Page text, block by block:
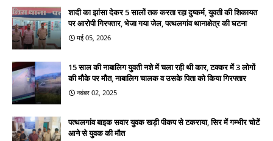
शादी का झांसा देकर 5 सालों तक करता रहा दुष्कर्म, युवती की शिकायत
पर आरोपी गिरफ्तार, भेजा गया जेल, पत्थलगांव थानाक्षेत्र की घटना
मई 05, 2026
15 साल की नाबालिग युवती नशे में चला रही थी कार, टक्कर में 3 लोगों
की मौके पर मौत, नाबालिग चालक व उसके पिता को किया गिरफ्तार
नवंबर 02, 2025
पत्थलगांव बाइक सवार युवक खड़ी पीकप से टकराया, सिर में गम्भीर चोटें
आने से युवक की मौत